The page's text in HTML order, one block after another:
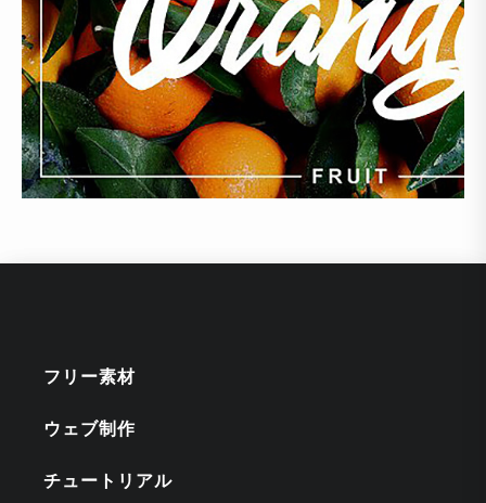
フリー素材
ウェブ制作
チュートリアル